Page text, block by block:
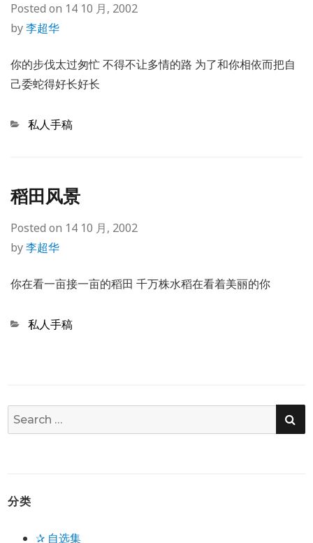
Posted on 14 10 月, 2002
by李超华
你的步伐太过匆忙 不得不让多情的路 为了和你相依而把自
己委蛇得好长好长
Categories
私人手稿
稻田风景
Posted on 14 10 月, 2002
by李超华
你在看一亩接一亩的稻田 千万株水稻在看着美丽的你
Categories
私人手稿
Search
for:
分类
✰ 自选集